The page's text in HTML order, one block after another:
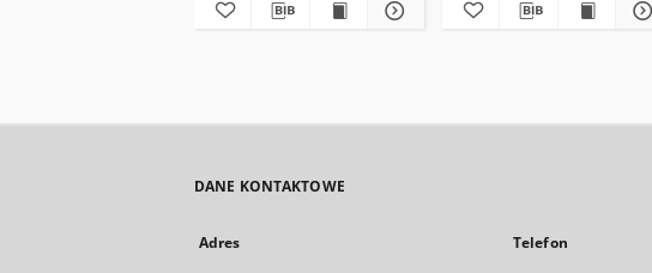
DANE KONTAKTOWE
Adres Telefon